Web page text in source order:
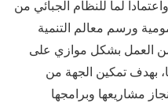
لما للنظام الجبائي من
ورسم معالم التنمية
من العمل بشكل موازي على
بهدف تمكين الجهة من
مشاريعها وبرامجها